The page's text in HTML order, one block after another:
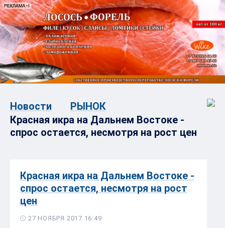
Новости
РЫНОК
Красная икра на Дальнем Востоке -
спрос остается, несмотря на рост цен
Красная икра на Дальнем Востоке -
спрос остается, несмотря на рост
цен
27 НОЯБРЯ 2017 16:49